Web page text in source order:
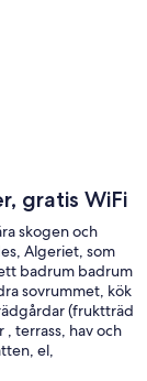
gratis WiFi
skogen och
Algeriet, som
badrum badrum
sovrummet, kök
(fruktträd
terrass, hav och
el,